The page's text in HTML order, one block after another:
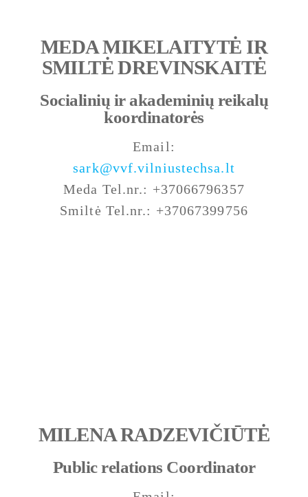
MEDA MIKELAITYTĖ IR
SMILTĖ DREVINSKAITĖ
Socialinių ir akademinių reikalų
koordinatorės
Email:
sark@vvf.vilniustechsa.lt
Meda Tel.nr.: +37066796357
Smiltė Tel.nr.: +37067399756
MILENA RADZEVIČIŪTĖ
Public relations Coordinator